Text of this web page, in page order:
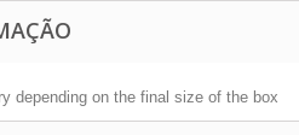
depending on the final size of the box